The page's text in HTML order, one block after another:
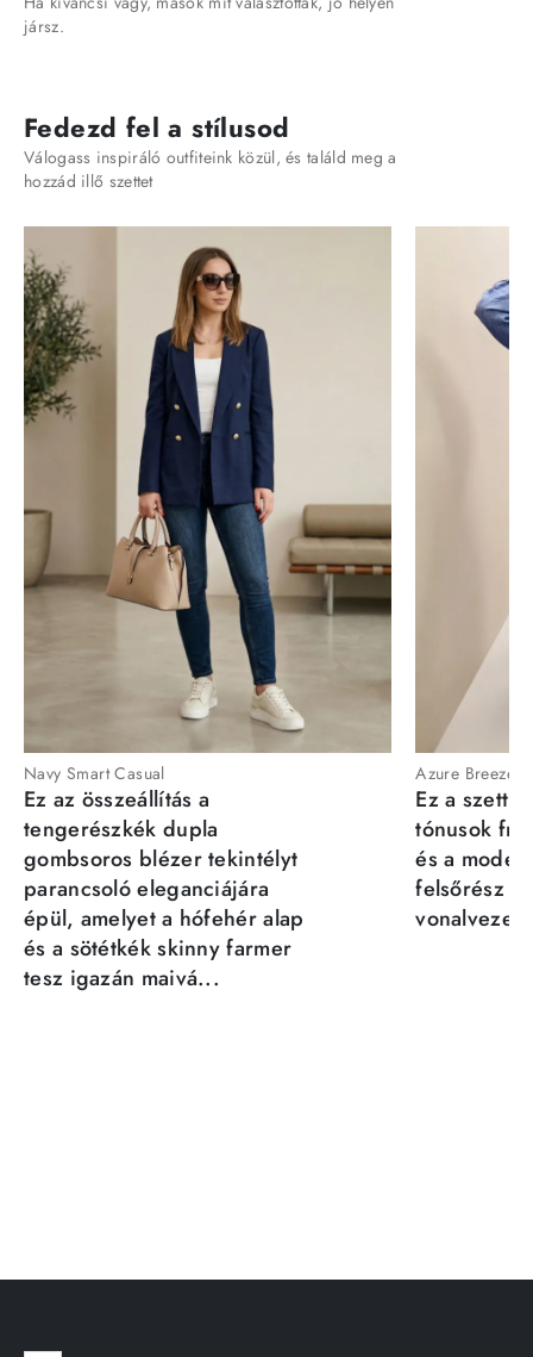
jársz.
Fedezd fel a stílusod
Válogass inspiráló outfiteink közül, és találd meg a
hozzád illő szettet
Navy Smart Casual
Ez az összeállítás a
tengerészkék dupla
gombsoros blézer tekintélyt
parancsoló eleganciájára
épül, amelyet a hófehér alap
és a sötétkék skinny farmer
tesz igazán maivá...
Azure Breeze
Ez a szett
tónusok
és a
felsőrész